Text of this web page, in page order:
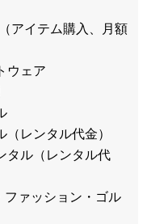
アイテム購入、月額
ウェア
レンタル代金）
タル（レンタル代
ァッション・ゴル